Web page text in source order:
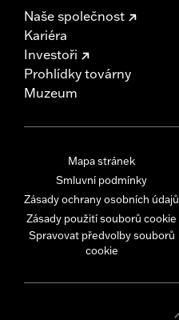
Naše společnost
Kariéra
Investoři
Prohlídky továrny
Muzeum
Mapa stránek
Smluvní podmínky
Zásady ochrany osobních údajů
Zásady použití souborů cookie
Spravovat předvolby souborů
cookie